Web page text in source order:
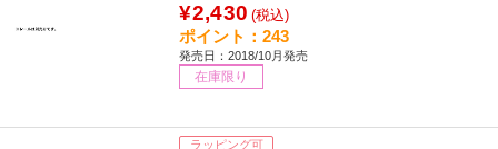
¥2,430 (税込)
ポイント：243
発売日：2018/10月発売
在庫限り
ラッピング可